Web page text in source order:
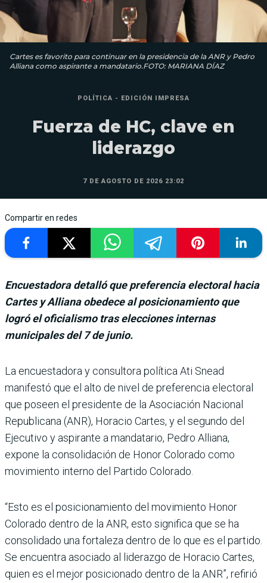
Cartes es favorito para continuar en la presidencia de la ANR y Pedro
Alliana como aspirante a mandatario.FOTO: MARIANA DÍAZ
POLÍTICA - EDICIÓN IMPRESA
Fuerza de HC, clave en
liderazgo
7 DE AGOSTO DE 2026 23:02
Compartir en redes
Encuestadora detalló que preferencia electoral hacia
Cartes y Alliana obedece al posicionamiento que
logró el oficialismo tras elecciones internas
municipales del 7 de junio.
La encuestadora y consultora política Ati Snead
manifestó que el alto de nivel de prefe­rencia electoral
que poseen el presidente de la Asociación Nacional
Republicana (ANR), Horacio Cartes, y el segundo del
Ejecutivo y aspirante a mandatario, Pedro Alliana,
expone la consolidación de Honor Colorado como
movi­miento interno del Partido Colorado.
“Esto es el posi­cionamiento del movimiento Honor
Colorado dentro de la ANR, esto significa que se ha
consolidado una fortaleza dentro de lo que es el partido.
Se encuentra asociado al lide­razgo de Horacio Cartes,
quien es el mejor posicionado dentro de la ANR”, refirió